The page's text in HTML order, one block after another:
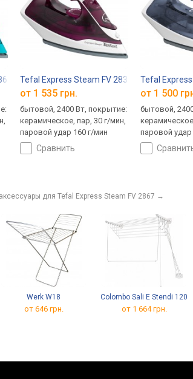
Tefal Express Steam FV 2835
от 1 535 грн.
бытовой, 2400 Вт, покрытие:
керамическое, пар, 30 г/мин,
паровой удар 160 г/мин
сравнить
Tefal Express
от 1 500
бытовой,
паровой удар
для Tefal Express Steam FV 2867 →
Werk W18
от 646 грн.
Colombo Sali E Stendi 120
от 1 664 грн.